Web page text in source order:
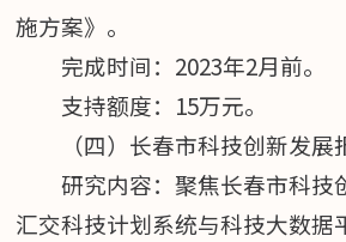
施方案》。
完成时间：2023年2月前。
支持额度：15万元。
（四）长春市科技创新发展
研究内容：聚焦长春市科技
汇交科技计划系统与科技大数据